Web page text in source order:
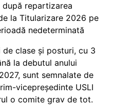
repartizarea
la Titularizare 2026 pe
nedeterminată
de clase și posturi, cu 3
la debutul anului
sunt semnalate de
vicepreședinte USLI
o comite grav de tot.